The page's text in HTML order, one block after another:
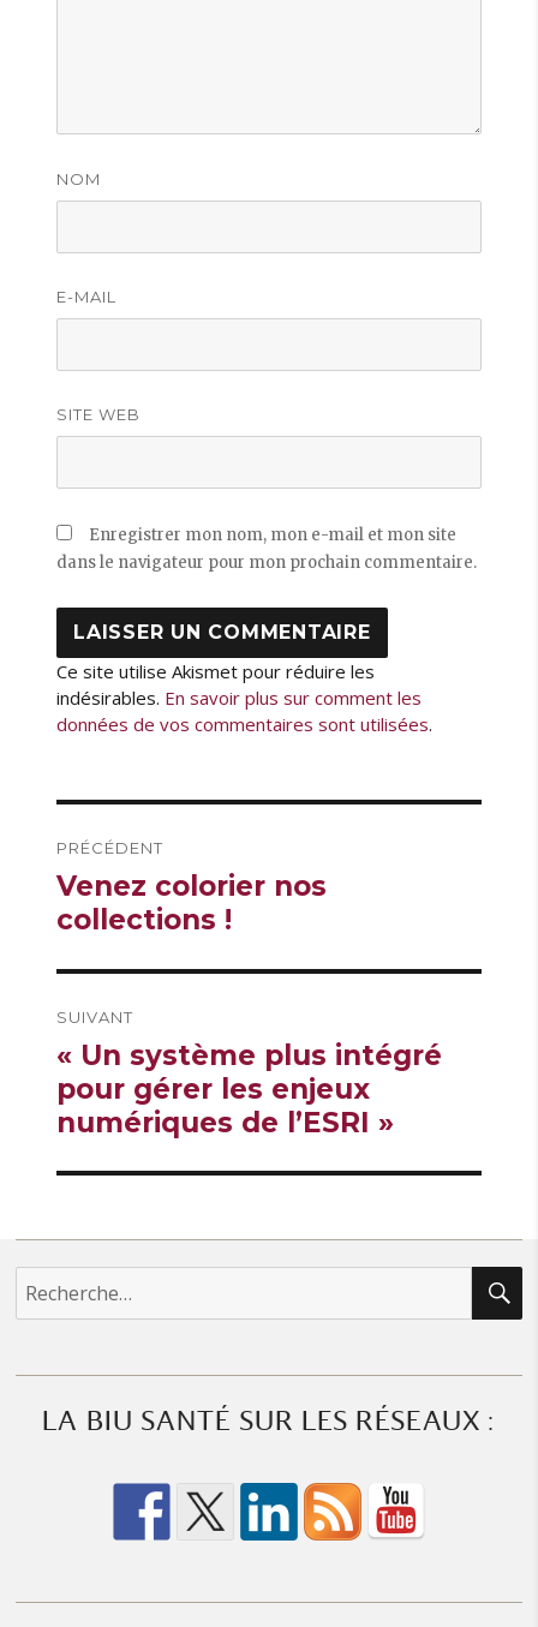
NOM
E-MAIL
SITE WEB
Enregistrer mon nom, mon e-mail et mon site
dans le navigateur pour mon prochain commentaire.
Ce site utilise Akismet pour réduire les
indésirables. En savoir plus sur comment les
données de vos commentaires sont utilisées.
de
l’article
PRÉCÉDENT
Publication
précédente :
Venez colorier nos
collections !
SUIVANT
Publication
« Un système plus intégré
pour gérer les enjeux
numériques de l’ESRI »
pour :
LA BIU SANTÉ SUR LES RÉSEAUX :